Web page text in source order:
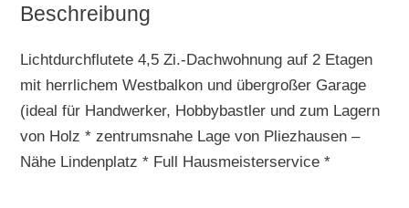
Beschreibung
Lichtdurchflutete 4,5 Zi.-Dachwohnung auf 2 Etagen
mit herrlichem Westbalkon und übergroßer Garage
(ideal für Handwerker, Hobbybastler und zum Lagern
von Holz * zentrumsnahe Lage von Pliezhausen –
Nähe Lindenplatz * Full Hausmeisterservice *